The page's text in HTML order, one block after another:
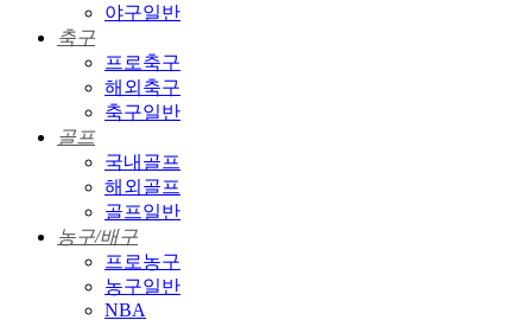
야구일반
축구
프로축구
해외축구
축구일반
골프
국내골프
해외골프
골프일반
농구/배구
프로농구
농구일반
NBA